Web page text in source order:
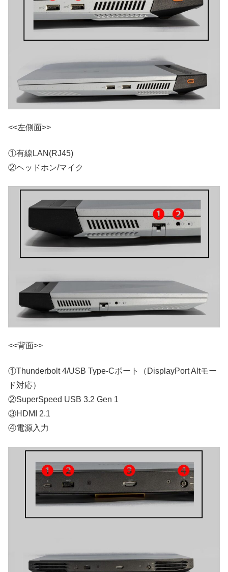
<<左側面>>
①有線LAN(RJ45)
②ヘッドホン/マイク
<<背面>>
①Thunderbolt 4/USB Type-Cポート（DisplayPort Altモー
ド対応）
②SuperSpeed USB 3.2 Gen 1
③HDMI 2.1
④電源入力